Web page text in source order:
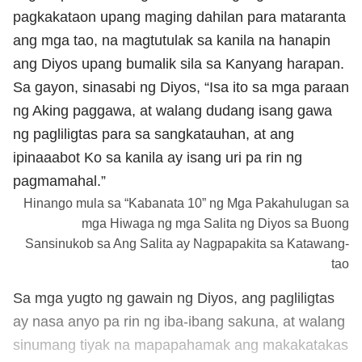
pagkakataon upang maging dahilan para mataranta
ang mga tao, na magtutulak sa kanila na hanapin
ang Diyos upang bumalik sila sa Kanyang harapan.
Sa gayon, sinasabi ng Diyos, “Isa ito sa mga paraan
ng Aking paggawa, at walang dudang isang gawa
ng pagliligtas para sa sangkatauhan, at ang
ipinaaabot Ko sa kanila ay isang uri pa rin ng
pagmamahal.”
Hinango mula sa “Kabanata 10” ng Mga Pakahulugan sa
mga Hiwaga ng mga Salita ng Diyos sa Buong
Sansinukob sa Ang Salita ay Nagpapakita sa Katawang-
tao
Sa mga yugto ng gawain ng Diyos, ang pagliligtas
ay nasa anyo pa rin ng iba-ibang sakuna, at walang
sinumang tiyak na mapapahamak ang makakatakas